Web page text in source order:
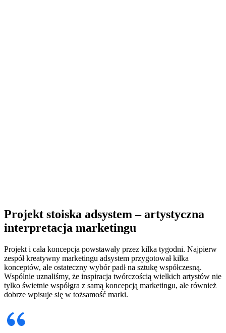
Projekt stoiska adsystem – artystyczna
interpretacja marketingu
Projekt i cała koncepcja powstawały przez kilka tygodni. Najpierw
zespół kreatywny marketingu adsystem przygotował kilka
konceptów, ale ostateczny wybór padł na sztukę współczesną.
Wspólnie uznaliśmy, że inspiracja twórczością wielkich artystów nie
tylko świetnie współgra z samą koncepcją marketingu, ale również
dobrze wpisuje się w tożsamość marki.